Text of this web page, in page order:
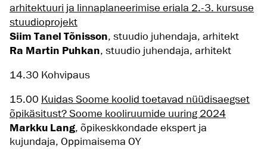
arhitektuuri ja linnaplaneerimise eriala 2.-3. kursuse
stuudioprojekt
Siim Tanel Tõnisson, stuudio juhendaja, arhitekt
Ra Martin Puhkan, stuudio juhendaja, arhitekt
14.30 Kohvipaus
15.00 Kuidas Soome koolid toetavad nüüdisaegset
õpikäsitust? Soome kooliruumide uuring 2024
Markku Lang, õpikeskkondade ekspert ja
kujundaja, Oppimaisema OY